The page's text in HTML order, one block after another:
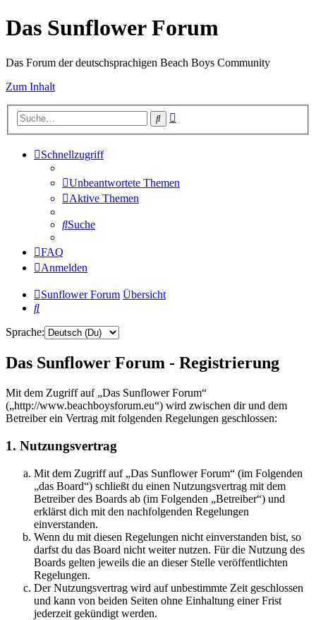
Das Sunflower Forum
Das Forum der deutschsprachigen Beach Boys Community
Zum Inhalt
Suche
Schnellzugriff
Unbeantwortete Themen
Aktive Themen
Suche
FAQ
Anmelden
Sunflower Forum Übersicht
Suche
Sprache:
Das Sunflower Forum - Registrierung
Mit dem Zugriff auf „Das Sunflower Forum“
(„http://www.beachboysforum.eu“) wird zwischen dir und dem
Betreiber ein Vertrag mit folgenden Regelungen geschlossen:
1. Nutzungsvertrag
Mit dem Zugriff auf „Das Sunflower Forum“ (im Folgenden
„das Board“) schließt du einen Nutzungsvertrag mit dem
Betreiber des Boards ab (im Folgenden „Betreiber“) und
erklärst dich mit den nachfolgenden Regelungen
einverstanden.
Wenn du mit diesen Regelungen nicht einverstanden bist, so
darfst du das Board nicht weiter nutzen. Für die Nutzung des
Boards gelten jeweils die an dieser Stelle veröffentlichten
Regelungen.
Der Nutzungsvertrag wird auf unbestimmte Zeit geschlossen
und kann von beiden Seiten ohne Einhaltung einer Frist
jederzeit gekündigt werden.